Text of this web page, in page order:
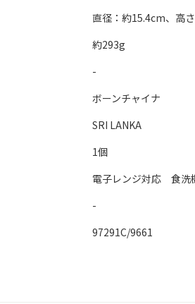
直径：約15.4cm、高
約293g
-
ボーンチャイナ
SRI LANKA
1個
電子レンジ対応 食洗
-
97291C/9661